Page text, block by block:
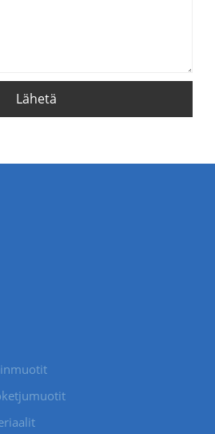
Lähetä